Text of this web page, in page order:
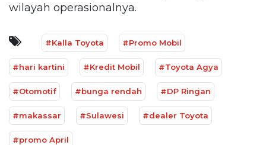
wilayah operasionalnya.
#Kalla Toyota #Promo Mobil
#hari kartini #Kredit Mobil #Toyota Agya
#Otomotif #bunga rendah #DP Ringan
#makassar #Sulawesi #dealer Toyota
#promo April